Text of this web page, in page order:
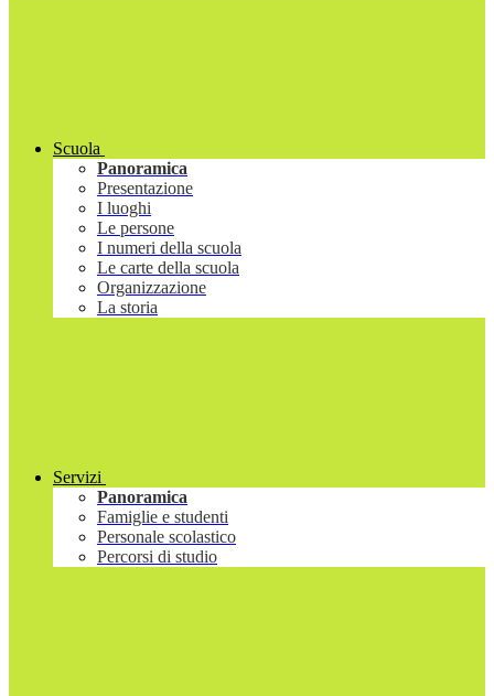
Scuola
Panoramica
Presentazione
I luoghi
Le persone
I numeri della scuola
Le carte della scuola
Organizzazione
La storia
Servizi
Panoramica
Famiglie e studenti
Personale scolastico
Percorsi di studio